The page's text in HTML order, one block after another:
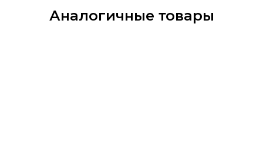
Аналогичные товары